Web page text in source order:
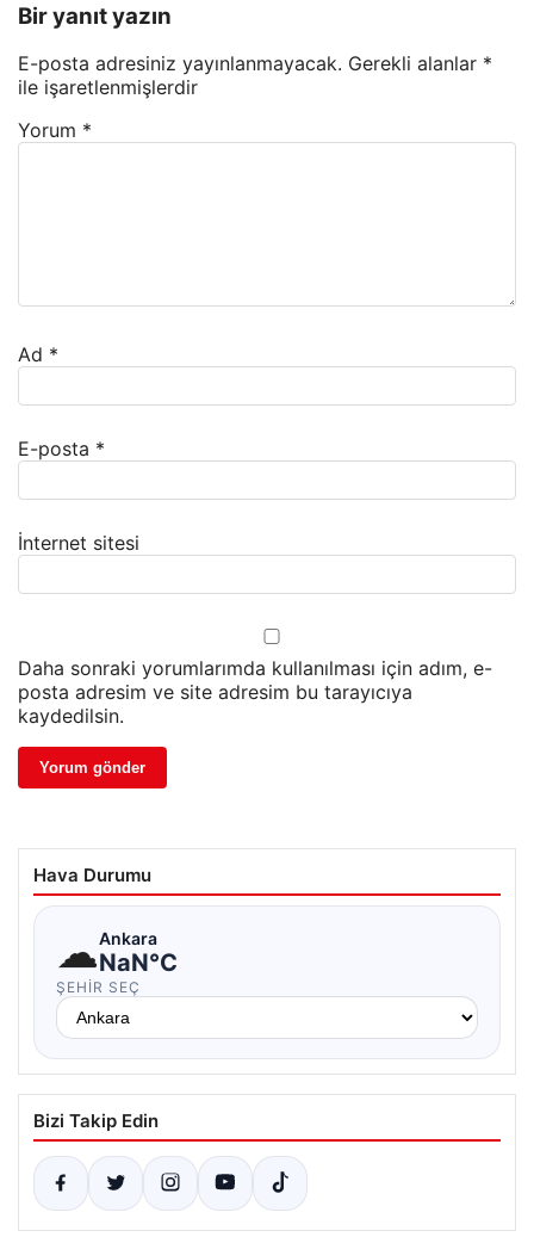
Bir yanıt yazın
E-posta adresiniz yayınlanmayacak. Gerekli alanlar *
ile işaretlenmişlerdir
Yorum *
Ad *
E-posta *
İnternet sitesi
Daha sonraki yorumlarımda kullanılması için adım, e-
posta adresim ve site adresim bu tarayıcıya
kaydedilsin.
Hava Durumu
☁Ankara
NaN°C
ŞEHIR SEÇ
Bizi Takip Edin